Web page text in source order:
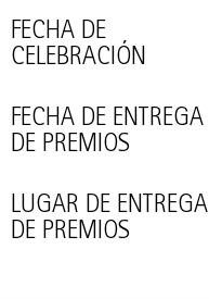
FECHA DE
CELEBRACIÓN
FECHA DE ENTREGA
DE PREMIOS
LUGAR DE ENTREGA
DE PREMIOS